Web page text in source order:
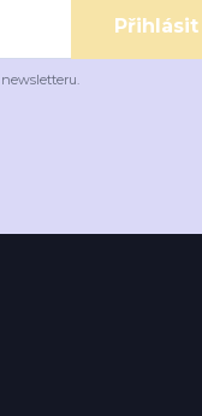
Přihlásit